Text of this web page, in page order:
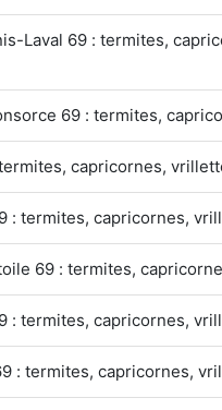
Laval 69 : termites,
69 : termites,
capricornes,
: termites, capricornes,
69 : termites,
: termites, capricornes,
: termites, capricornes,